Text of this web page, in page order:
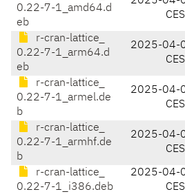
0.22-7-1_amd64.d
eb
CEST
r-cran-lattice_
0.22-7-1_arm64.d
eb
2025-04-
CEST
r-cran-lattice_
0.22-7-1_armel.de
b
2025-04-
CEST
r-cran-lattice_
0.22-7-1_armhf.de
b
2025-04-
CEST
r-cran-lattice_
0.22-7-1_i386.deb
2025-04-
CEST